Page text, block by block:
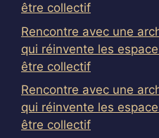
être collectif
Rencontre avec une
qui réinvente les
être collectif
Rencontre avec une
qui réinvente les
être collectif